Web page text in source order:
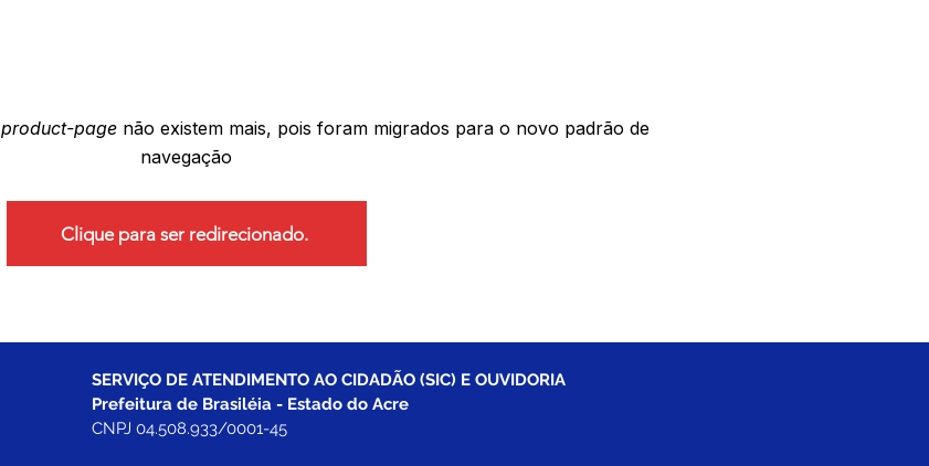
product-page não existem mais, pois foram migrados para o novo padrão de
navegação
Clique para ser redirecionado.
SERVIÇO DE ATENDIMENTO AO CIDADÃO (SIC) E OUVIDORIA
Prefeitura de Brasiléia - Estado do Acre
CNPJ 04.508.933/0001-45